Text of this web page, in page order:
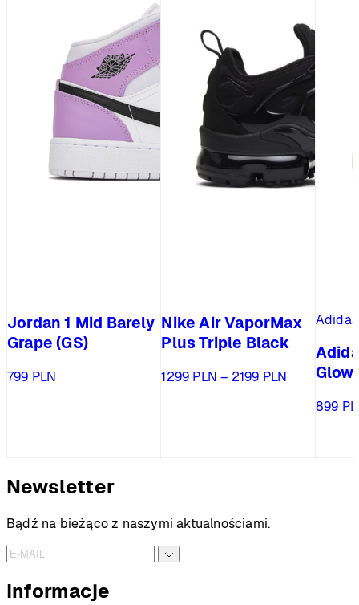
Jordan 1 Mid Barely
Grape (GS)
799 PLN
Nike Air VaporMax
Plus Triple Black
1299 PLN – 2199 PLN Zakres
Adidas
Glow
899
Newsletter
Bądź na bieżąco z naszymi aktualnościami.
Informacje